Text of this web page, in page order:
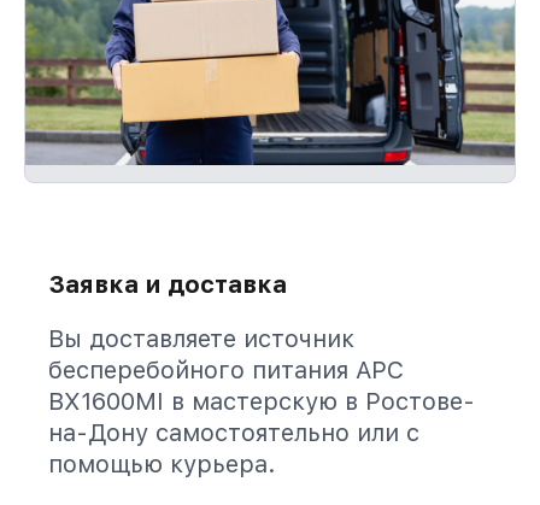
Заявка и доставка
Вы доставляете источник
бесперебойного питания APC
BX1600MI в мастерскую в Ростове-
на-Дону самостоятельно или с
помощью курьера.